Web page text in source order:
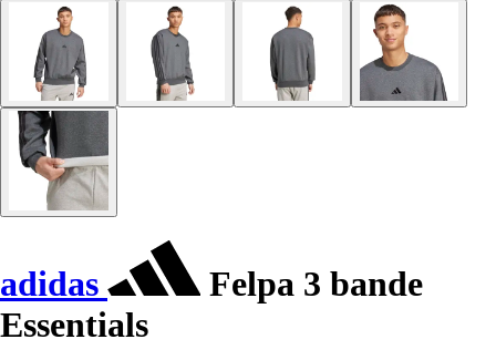
adidas
Felpa 3 bande
Essentials